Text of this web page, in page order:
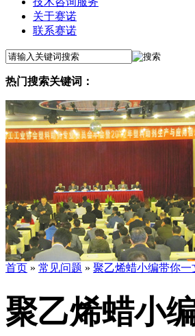
关于赛诺
联系赛诺
热门搜索关键词：
首页 » 常见问题 » 聚乙烯蜡小编带你
聚乙烯蜡小